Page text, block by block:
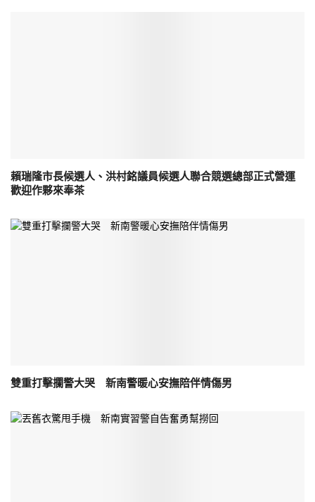
賴瑞隆市長候選人、洪村銘議員候選人聯合競選總部正式營運
歡迎作夥來奉茶
雙重打擊攔警大哭 新南警暖心安撫陪伴情傷男